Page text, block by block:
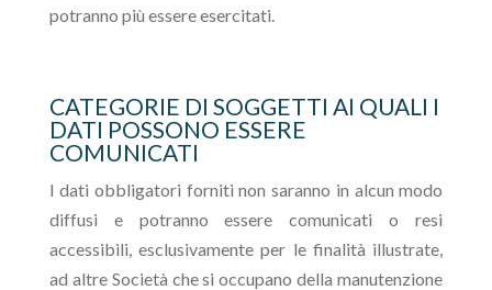
potranno più essere esercitati.
CATEGORIE DI SOGGETTI AI QUALI I
DATI POSSONO ESSERE
COMUNICATI
I dati obbligatori forniti non saranno in alcun modo
diffusi e potranno essere comunicati o resi
accessibili, esclusivamente per le finalità illustrate,
ad altre Società che si occupano della manutenzione